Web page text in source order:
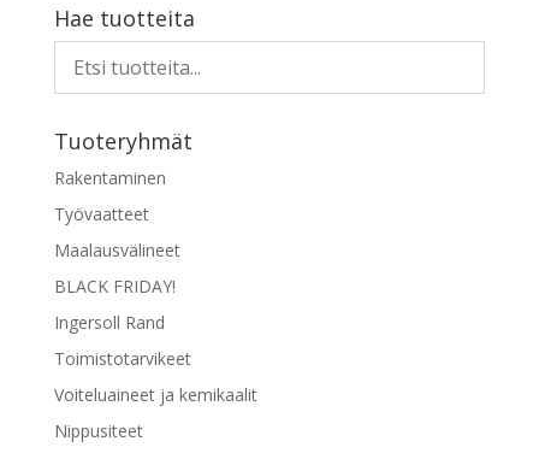
Hae tuotteita
Tuoteryhmät
Rakentaminen
Työvaatteet
Maalausvälineet
BLACK FRIDAY!
Ingersoll Rand
Toimistotarvikeet
Voiteluaineet ja kemikaalit
Nippusiteet